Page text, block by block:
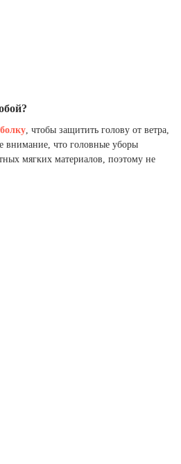
, чтобы защитить голову от ветра,
внимание, что головные уборы
мягких материалов, поэтому не